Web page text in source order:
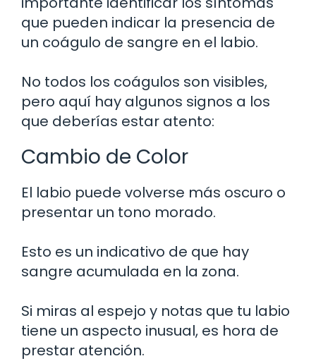
que pueden indicar la presencia de
un coágulo de sangre en el labio.
No todos los coágulos son visibles,
pero aquí hay algunos signos a los
que deberías estar atento:
Cambio de Color
El labio puede volverse más oscuro o
presentar un tono morado.
Esto es un indicativo de que hay
sangre acumulada en la zona.
Si miras al espejo y notas que tu labio
tiene un aspecto inusual, es hora de
prestar atención.